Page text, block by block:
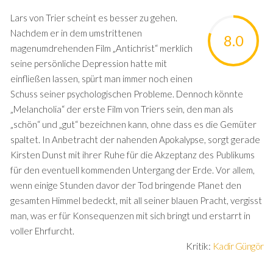
8.0
Lars von Trier scheint es besser zu gehen.
Nachdem er in dem umstrittenen
magenumdrehenden Film „Antichrist“ merklich
seine persönliche Depression hatte mit
einfließen lassen, spürt man immer noch einen
Schuss seiner psychologischen Probleme. Dennoch könnte
„Melancholia“ der erste Film von Triers sein, den man als
„schön“ und „gut“ bezeichnen kann, ohne dass es die Gemüter
spaltet. In Anbetracht der nahenden Apokalypse, sorgt gerade
Kirsten Dunst mit ihrer Ruhe für die Akzeptanz des Publikums
für den eventuell kommenden Untergang der Erde. Vor allem,
wenn einige Stunden davor der Tod bringende Planet den
gesamten Himmel bedeckt, mit all seiner blauen Pracht, vergisst
man, was er für Konsequenzen mit sich bringt und erstarrt in
voller Ehrfurcht.
Kritik: Kadir Güngör